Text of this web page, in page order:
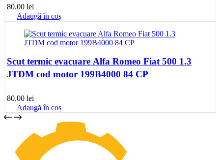
80.00 lei
Adaugă în coș
Scut termic evacuare Alfa Romeo Fiat 500 1.3
JTDM cod motor 199B4000 84 CP
80.00 lei
Adaugă în coș